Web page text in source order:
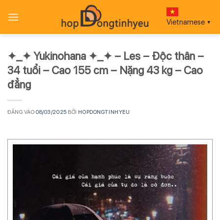
qua
Vietnamese ▼
✦_✦ Yukinohana ✦_✦ – Les – Độc thân –
34 tuổi – Cao 155 cm – Nặng 43 kg – Cao
đẳng
ĐĂNG VÀO08/03/2025 BỞI HOPDONGTINHYEU